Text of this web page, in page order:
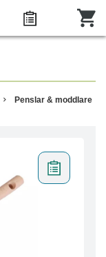
Penslar & moddlare